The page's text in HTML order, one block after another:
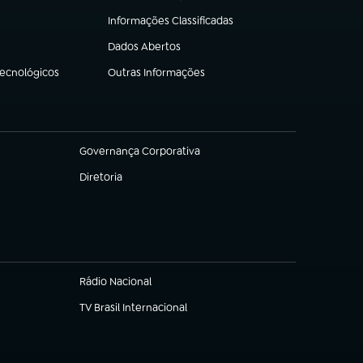
Informações Classificadas
(abre em nova aba)
Dados Abertos
(abre em nova aba)
Outras Informações
(abre em nova aba)
Governança Corporativa
(abre em nova aba)
Diretoria
(abre em nova aba)
Rádio Nacional
TV Brasil Internacional
(abre em nova aba)